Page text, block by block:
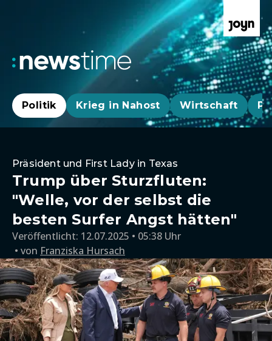
Politik Krieg in Nahost Wirtschaft
Präsident und First Lady in Texas
Trump über Sturzfluten:
"Welle, vor der selbst die
besten Surfer Angst hätten"
Veröffentlicht: 12.07.2025 • 05:38 Uhr
von Franziska Hursach